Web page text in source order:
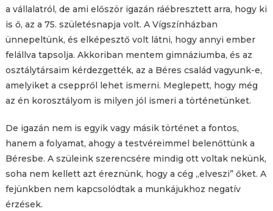
a vállalatról, de ami először igazán ráébresztett arra, hogy ki
is ő, az a 75. születésnapja volt. A Vígszínházban
ünnepeltünk, és elképesztő volt látni, hogy annyi ember
felállva tapsolja. Akkoriban mentem gimnáziumba, és az
osztálytársaim kérdezgették, az a Béres család vagyunk-e,
amelyiket a cseppről lehet ismerni. Meglepett, hogy még
az én korosztályom is milyen jól ismeri a történetünket.
De igazán nem is egyik vagy másik történet a fontos,
hanem a folyamat, ahogy a testvéreimmel belenőttünk a
Béresbe. A szüleink szerencsére mindig ott voltak nekünk,
soha nem kellett azt éreznünk, hogy a cég „elveszi” őket. A
fejünkben nem kapcsolódtak a munkájukhoz negatív
érzések.